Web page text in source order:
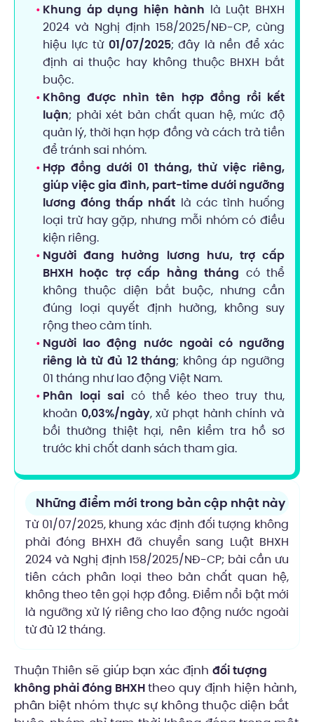
Khung áp dụng hiện hành là Luật BHXH
2024 và Nghị định 158/2025/NĐ-CP, cùng
hiệu lực từ 01/07/2025; đây là nền để xác
định ai thuộc hay không thuộc BHXH bắt
buộc.
Không được nhìn tên hợp đồng rồi kết
luận; phải xét bản chất quan hệ, mức độ
quản lý, thời hạn hợp đồng và cách trả tiền
để tránh sai nhóm.
Hợp đồng dưới 01 tháng, thử việc riêng,
giúp việc gia đình, part-time dưới ngưỡng
lương đóng thấp nhất là các tình huống
loại trừ hay gặp, nhưng mỗi nhóm có điều
kiện riêng.
Người đang hưởng lương hưu, trợ cấp
BHXH hoặc trợ cấp hằng tháng có thể
không thuộc diện bắt buộc, nhưng cần
đúng loại quyết định hưởng, không suy
rộng theo cảm tính.
Người lao động nước ngoài có ngưỡng
riêng là từ đủ 12 tháng; không áp ngưỡng
01 tháng như lao động Việt Nam.
Phân loại saicó thể kéo theo truy thu,
khoản 0,03%/ngày, xử phạt hành chính và
bồi thường thiệt hại, nên kiểm tra hồ sơ
trước khi chốt danh sách tham gia.
Những điểm mới trong bản cập nhật này
Từ 01/07/2025, khung xác định đối tượng không
phải đóng BHXH đã chuyển sang Luật BHXH
2024 và Nghị định 158/2025/NĐ-CP; bài cần ưu
tiên cách phân loại theo bản chất quan hệ,
không theo tên gọi hợp đồng. Điểm nổi bật mới
là ngưỡng xử lý riêng cho lao động nước ngoài
từ đủ 12 tháng.
Thuận Thiên sẽ giúp bạn xác định đối tượng
không phải đóng BHXHtheo quy định hiện hành,
phân biệt nhóm thực sự không thuộc diện bắt